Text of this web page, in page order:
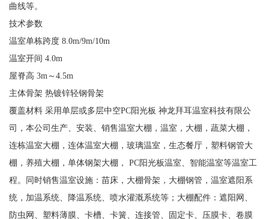
曲线等。
技术参数
温室单栋跨度 8.0m/9m/10m
温室开间 4.0m
屋脊高 3m～4.5m
主体骨架 热镀锌轻钢骨架
覆盖材料 采用单层或多层中空PC阳光板 神龙拜耳温室科技有限公
司，本公司生产、安装、销售温室大棚，温室，大棚，蔬菜大棚，
连栋温室大棚，连体温室大棚，玻璃温室，生态餐厅，塑料钢管大
棚，养殖大棚，单体钢架大棚， PC阳光板温室、智能温室等温室工
程。同时销售温室设施：苗床，大棚骨架，大棚钢管，温室遮阳系
统，加温系统、降温系统、喷水灌溉系统等；大棚配件：遮阳网、
防虫网、塑料薄膜、卡槽、卡簧、连接管、固定卡、压膜卡、卷膜